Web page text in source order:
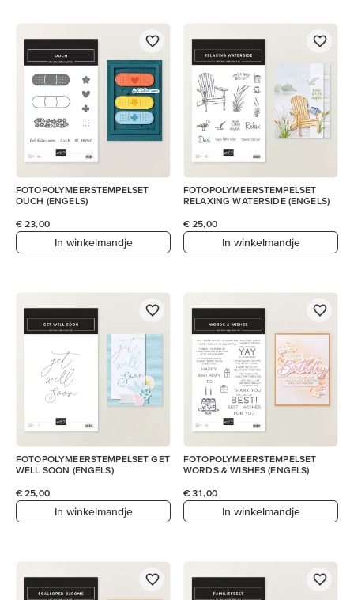
FOTOPOLYMEERSTEMPELSET
OUCH (ENGELS)
€ 23,00
In winkelmandje
FOTOPOLYMEERSTEMPELSET
RELAXING WATERSIDE (ENGELS)
€ 25,00
In winkelmandje
FOTOPOLYMEERSTEMPELSET GET
WELL SOON (ENGELS)
€ 25,00
In winkelmandje
FOTOPOLYMEERSTEMPELSET
WORDS & WISHES (ENGELS)
€ 31,00
In winkelmandje